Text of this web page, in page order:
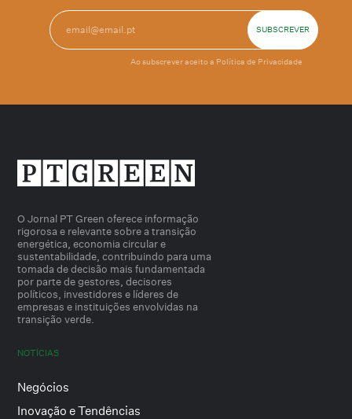
Ao subscrever aceito a Política de Privacidade
O Jornal PT Green oferece informação
rigorosa e relevante sobre a transição
energética, economia circular e
sustentabilidade, contribuindo para uma
tomada de decisão mais fundamentada
por parte de gestores, decisores
políticos, investidores e líderes de
empresas e instituições envolvidas na
transição verde.
NOTÍCIAS
Negócios
Inovação e Tendências